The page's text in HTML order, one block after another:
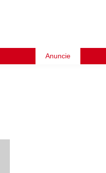
Anuncie